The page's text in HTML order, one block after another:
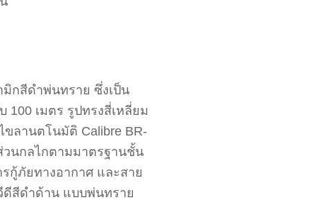
มิกสีดำพ่นทราย ซึ่งเป็น
เมตร รูปทรงสี่เหลี่ยม
ลานตโนมัติ Calibre BR-
วนกลไกตามมาตรฐานชั้น
กู้ภัยทางอากาศ และสาย
ดีสีดำด้าน แบบพ่นทราย